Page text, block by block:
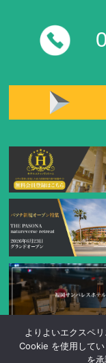
よりよいエクスペ
Cookie を使用して
を